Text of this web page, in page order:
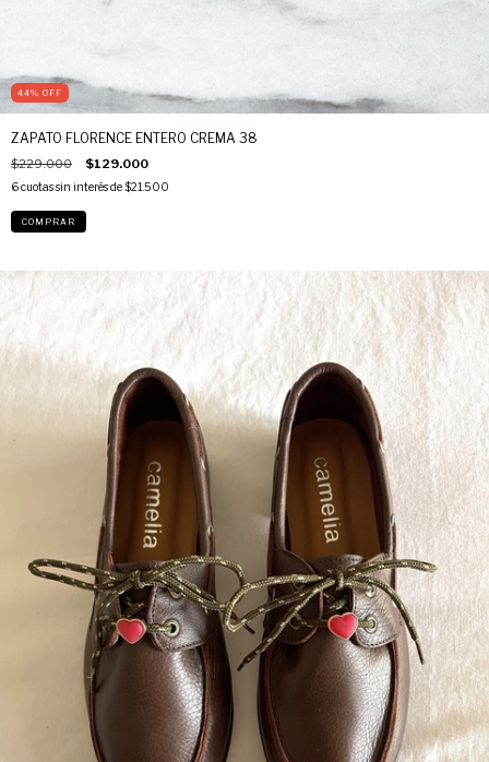
44% OFF
ZAPATO FLORENCE ENTERO CREMA 38
$229.000 $129.000
6cuotas sin interés de$21.500
COMPRAR